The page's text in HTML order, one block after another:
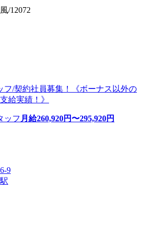
/12072
フ/契約社員募集！《ボーナス以外の
給実績！》
ッフ 月給260,920円〜295,920円
9